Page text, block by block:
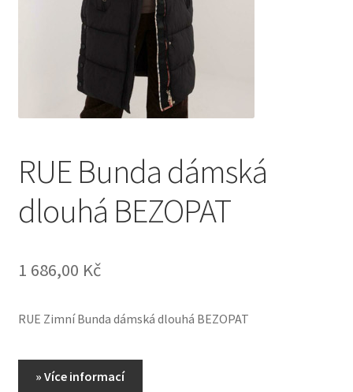
RUE Bunda dámská
dlouhá BEZOPAT
1 686,00 Kč
RUE Zimní Bunda dámská dlouhá BEZOPAT
» Více informací